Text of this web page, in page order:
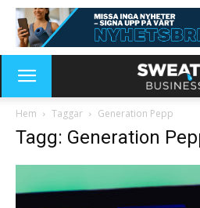
Hem Taggar Generation Pepp
Tagg: Generation